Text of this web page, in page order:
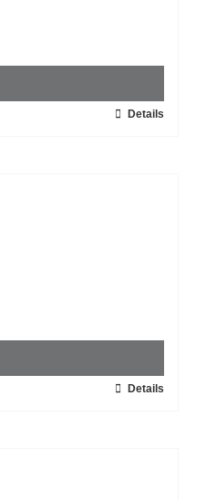
Details
Details